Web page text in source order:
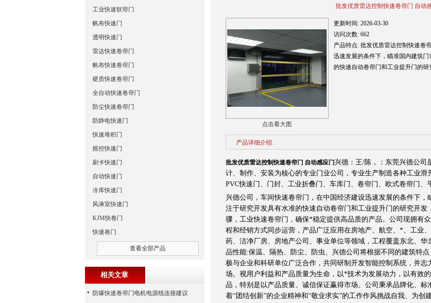
批发优质雷达控制快速卷帘门 自动
点击看大图
更新时间: 2026-03-30
访问次数: 662
产品特点: 批发优质雷达控制快速卷
迅速发展的条件下，瞄准国内建筑
的快速自动卷帘门和工业提升门的研
产品详细介绍:
批发优质雷达控制快速卷帘门 自动感应门 兴德：王/陈，：东莞兴德公司
计、制作、安装为核心的专业门业公司，专业生产制造各种工业滑
PVC快速门、门封、工业折叠门、车库门、卷帘门、欧式卷帘门、
兴德公司，车间快速卷帘门，在中国经济建设迅速发展的条件下
注于研究开发具有水准的快速自动卷帘门和工业提升门的研究开
骤，工业快速卷帘门，确保*稳定提供高品质的产品。公司现拥
程和经销方式同步运营，产品广泛应用在房地产、航空、*、工业
药、洁净厂房、房地产公司、事业单位等领域，工程覆盖东北
品性能:保温、隔热、防尘、防虫、兴德公司将根据不同的建筑
极与企业和科研单位广泛合作，共同研制开发智能控制系统，并
场。视用户利益和产品质量为生命，以*技术为发展动力，以有效
品，特别是以产品质量、诚信保证赢得市场。公司秉承品牌化、
着“团结创新”的企业精神和“敬业求实”的工作作风挑战自我、为创
工业快速软帘门
帆布快速门
透明快速门
雷达快速卷帘门
帆布快速卷帘门
硬质快速卷帘门
全自动快速卷帘门
防尘快速卷帘门
防静电快速门
快速堆积门
摇控快速门
刷卡快速门
自动快速门
冷库快速门
风淋室快速门
KJM快卷门
快速卷门
查看全部产品
相关文章
防爆快速卷帘门电机电源线连接建议